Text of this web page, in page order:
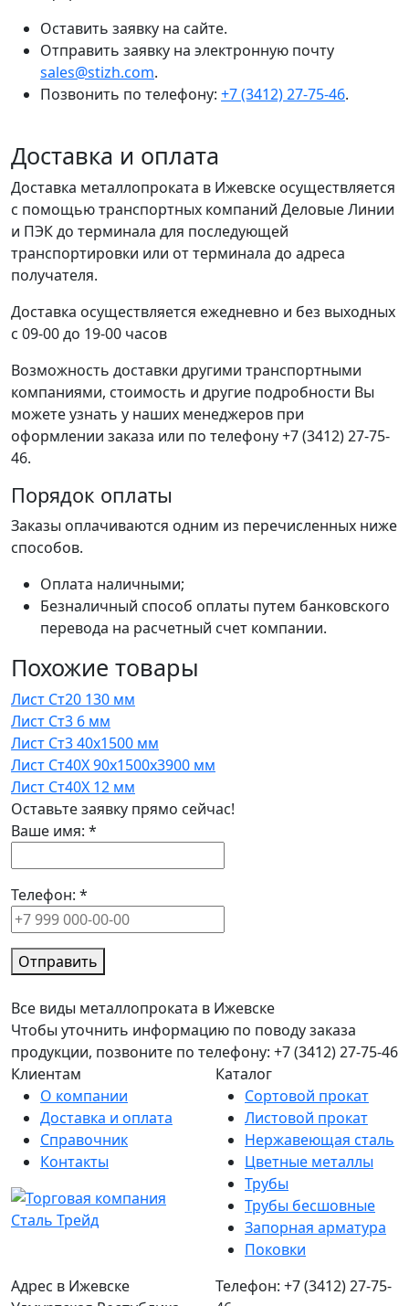
Оставить заявку на сайте.
Отправить заявку на электронную почту
sales@stizh.com.
Позвонить по телефону: +7 (3412) 27-75-46.
Доставка и оплата
Доставка металлопроката в Ижевске осуществляется
с помощью транспортных компаний Деловые Линии
и ПЭК до терминала для последующей
транспортировки или от терминала до адреса
получателя.
Доставка осуществляется ежедневно и без выходных
с 09-00 до 19-00 часов
Возможность доставки другими транспортными
компаниями, стоимость и другие подробности Вы
можете узнать у наших менеджеров при
оформлении заказа или по телефону +7 (3412) 27-75-
46.
Порядок оплаты
Заказы оплачиваются одним из перечисленных ниже
способов.
Оплата наличными;
Безналичный способ оплаты путем банковского
перевода на расчетный счет компании.
Похожие товары
Лист Ст20 130 мм
Лист Ст3 6 мм
Лист Ст3 40x1500 мм
Лист Ст40Х 90x1500x3900 мм
Лист Ст40Х 12 мм
Оставьте заявку прямо сейчас!
Ваше имя: *
Телефон: *
Отправить
Все виды металлопроката в Ижевске
Чтобы уточнить информацию по поводу заказа
продукции, позвоните по телефону: +7 (3412) 27-75-46
Клиентам
О компании
Доставка и оплата
Справочник
Контакты
Каталог
Сортовой прокат
Листовой прокат
Нержавеющая сталь
Цветные металлы
Трубы
Трубы бесшовные
Запорная арматура
Поковки
Адрес в Ижевске
Телефон: +7 (3412) 27-75-